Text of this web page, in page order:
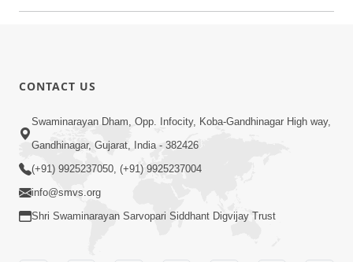
CONTACT US
Swaminarayan Dham, Opp. Infocity, Koba-Gandhinagar High way,
Gandhinagar, Gujarat, India - 382426
(+91) 9925237050, (+91) 9925237004
info@smvs.org
Shri Swaminarayan Sarvopari Siddhant Digvijay Trust